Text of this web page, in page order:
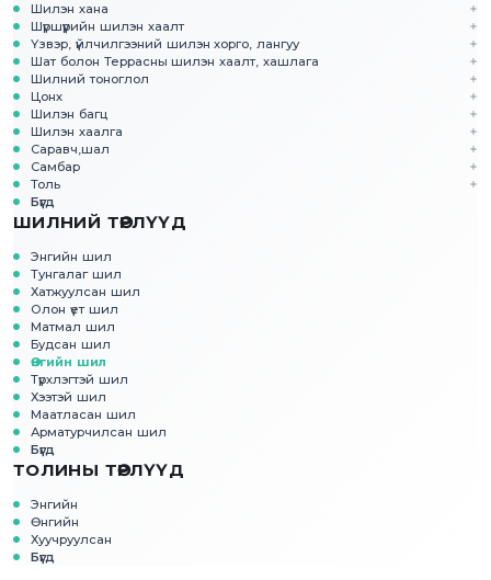
Шилэн хана
Шүршүүрийн шилэн хаалт
Үзвэр, үйлчилгээний шилэн хорго, лангуу
Шат болон Террасны шилэн хаалт, хашлага
Шилний тоноглол
Цонх
Шилэн багц
Шилэн хаалга
Саравч,шал
Самбар
Толь
Бүгд
ШИЛНИЙ ТӨРЛҮҮД
Энгийн шил
Тунгалаг шил
Хатжуулсан шил
Олон үет шил
Матмал шил
Будсан шил
Өнгийн шил
Түрхлэгтэй шил
Хээтэй шил
Маатласан шил
Арматурчилсан шил
Бүгд
ТОЛИНЫ ТӨРЛҮҮД
Энгийн
Өнгийн
Хуучруулсан
Бүгд